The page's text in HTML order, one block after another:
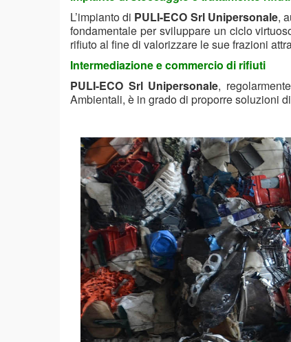
L’impianto di PULI-ECO Srl Unipersonale,
fondamentale per sviluppare un ciclo
rifiuto al fine di valorizzare le sue frazioni
Intermediazione e commercio di rifiuti
PULI-ECO Srl Unipersonale,
Ambientali, è in grado di proporre soluzioni